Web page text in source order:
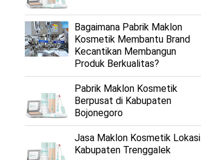
Bagaimana Pabrik Maklon
Kosmetik Membantu Brand
Kecantikan Membangun
Produk Berkualitas?
Pabrik Maklon Kosmetik
Berpusat di Kabupaten
Bojonegoro
Jasa Maklon Kosmetik Lokasi
Kabupaten Trenggalek